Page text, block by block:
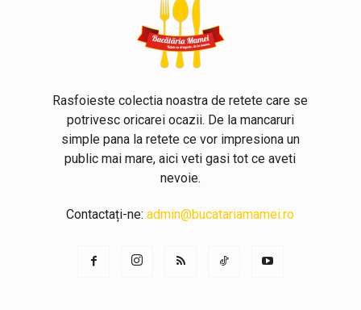
Rasfoieste colectia noastra de retete care se
potrivesc oricarei ocazii. De la mancaruri
simple pana la retete ce vor impresiona un
public mai mare, aici veti gasi tot ce aveti
nevoie.
Contactați-ne:admin@bucatariamamei.ro